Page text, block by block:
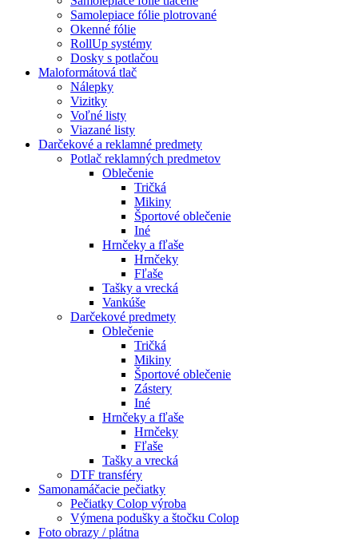
Samolepiace fólie plotrované
Okenné fólie
RollUp systémy
Dosky s potlačou
Maloformátová tlač
Nálepky
Vizitky
Voľné listy
Viazané listy
Darčekové a reklamné predmety
Potlač reklamných predmetov
Oblečenie
Tričká
Mikiny
Športové oblečenie
Iné
Hrnčeky a fľaše
Hrnčeky
Fľaše
Tašky a vrecká
Vankúše
Darčekové predmety
Oblečenie
Tričká
Mikiny
Športové oblečenie
Zástery
Iné
Hrnčeky a fľaše
Hrnčeky
Fľaše
Tašky a vrecká
DTF transféry
Samonamáčacie pečiatky
Pečiatky Colop výroba
Výmena podušky a štočku Colop
Foto obrazy / plátna